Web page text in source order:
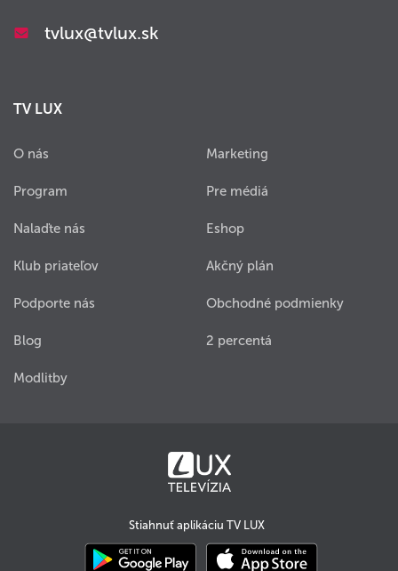
tvlux@tvlux.sk
TV LUX
O nás
Program
Nalaďte nás
Klub priateľov
Podporte nás
Blog
Modlitby
Marketing
Pre médiá
Eshop
Akčný plán
Obchodné podmienky
2 percentá
Stiahnuť aplikáciu TV LUX